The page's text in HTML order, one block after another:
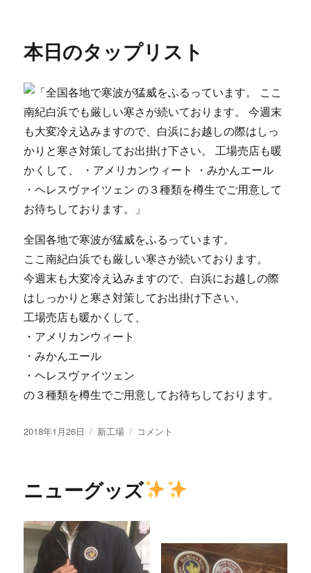
ー
ー
瓶
詰
に
本日のタップリスト
全国各地で寒波が猛威をふるっています。
ここ南紀白浜でも厳しい寒さが続いております。
今週末も大変冷え込みますので、白浜にお越しの際
はしっかりと寒さ対策してお出掛け下さい。
工場売店も暖かくして、
・アメリカンウィート
・みかんエール
・ヘレスヴァイツェン
の３種類を樽生でご用意してお待ちしております。
投
2018年1月26日
カ
ー
新工場
本
ッ
プ
ス
ト
に
コメント
ニューグッズ